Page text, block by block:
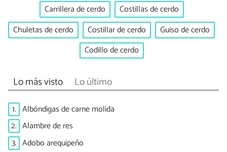
Carrillera de cerdo
Costillas de cerdo
Chuletas de cerdo
Costillar de cerdo
Guiso de cerdo
Codillo de cerdo
Lo más visto Lo último
1. Albóndigas de carne molida
2. Alambre de res
3. Adobo arequipeño